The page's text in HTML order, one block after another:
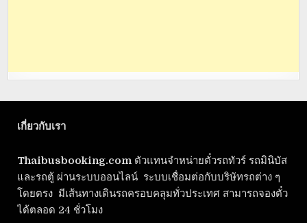
เกี่ยวกับเรา
Thaibusbooking.com ตัวแทนจำหน่ายตั๋วรถทัวร์ รถมินิบัส
และรถตู้ ผ่านระบบออนไลน์ ระบบเชื่อมต่อกับบริษัทรถต่าง ๆ
โดยตรง มีเส้นทางเดินรถครอบคลุมทั่วประเทศ สามารถจองตั๋ว
ได้ตลอด 24 ชั่วโมง